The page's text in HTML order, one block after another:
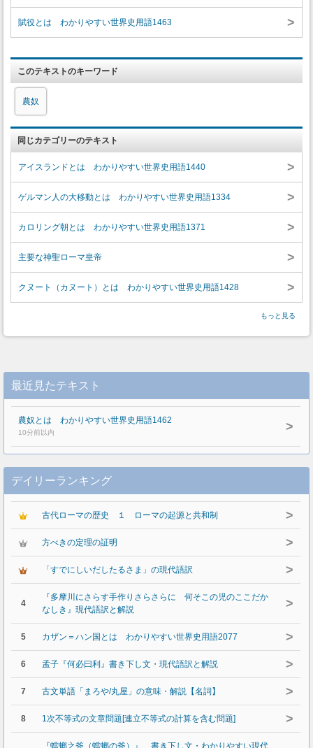
賦役とは わかりやすい世界史用語1463 >
このテキストのキーワード
農奴
同じカテゴリーのテキスト
アイスランドとは わかりやすい世界史用語1440 >
ゲルマン人の大移動とは わかりやすい世界史用語1334 >
カロリング朝とは わかりやすい世界史用語1371 >
主要な神聖ローマ皇帝 >
クヌート（カヌート）とは わかりやすい世界史用語1428 >
もっと見る
最近見たテキスト
農奴とは わかりやすい世界史用語1462
10分前以内 >
デイリーランキング
古代ローマの歴史 １ ローマの起源と共和制 >
方べきの定理の証明 >
「すでにしいだしたるさま」の現代語訳 >
4
『多摩川にさらす手作りさらさらに 何そこの児のここだか
なしき』現代語訳と解説
>
5 カザン＝ハン国とは わかりやすい世界史用語2077 >
6 孟子『何必曰利』書き下し文・現代語訳と解説 >
7 古文単語「まろや/丸屋」の意味・解説【名詞】 >
8 1次不等式の文章問題[連立不等式の計算を含む問題] >
『蟷螂之斧（蟷螂の斧）』 書き下し文・わかりやすい現代